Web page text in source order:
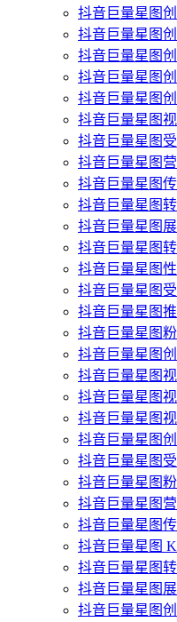
抖音巨量星图
抖音巨量星图
抖音巨量星图
抖音巨量星图
抖音巨量星图
抖音巨量星图
抖音巨量星图
抖音巨量星图
抖音巨量星图
抖音巨量星图
抖音巨量星图
抖音巨量星图
抖音巨量星图
抖音巨量星图
抖音巨量星图
抖音巨量星图
抖音巨量星图
抖音巨量星图
抖音巨量星图
抖音巨量星图
抖音巨量星图
抖音巨量星图
抖音巨量星图
抖音巨量星图
抖音巨量星图
抖音巨量星图
抖音巨量星图
抖音巨量星图
抖音巨量星图